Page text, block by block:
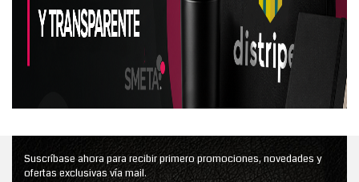
Suscríbase ahora para recibir primero promociones, novedades y
ofertas exclusivas vía mail.